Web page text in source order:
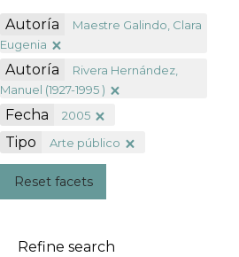
Autoría
Maestre Galindo, Clara
Eugenia
Autoría
Rivera Hernández,
Manuel (1927-1995 )
Fecha 2005
Tipo Arte público
Reset facets
Refine search